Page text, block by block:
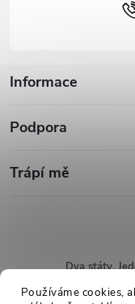
Používáme cookies,
Informace
Podpora
Trápí mě
Dva státy.